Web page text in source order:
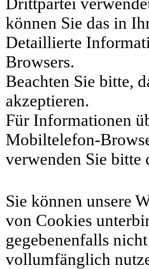
können Sie das in
Detaillierte
Browsers.
Beachten Sie bitte,
akzeptieren.
Für Informationen
Mobiltelefon-
verwenden Sie
Sie können unsere
von Cookies
gegebenenfalls
vollumfänglich